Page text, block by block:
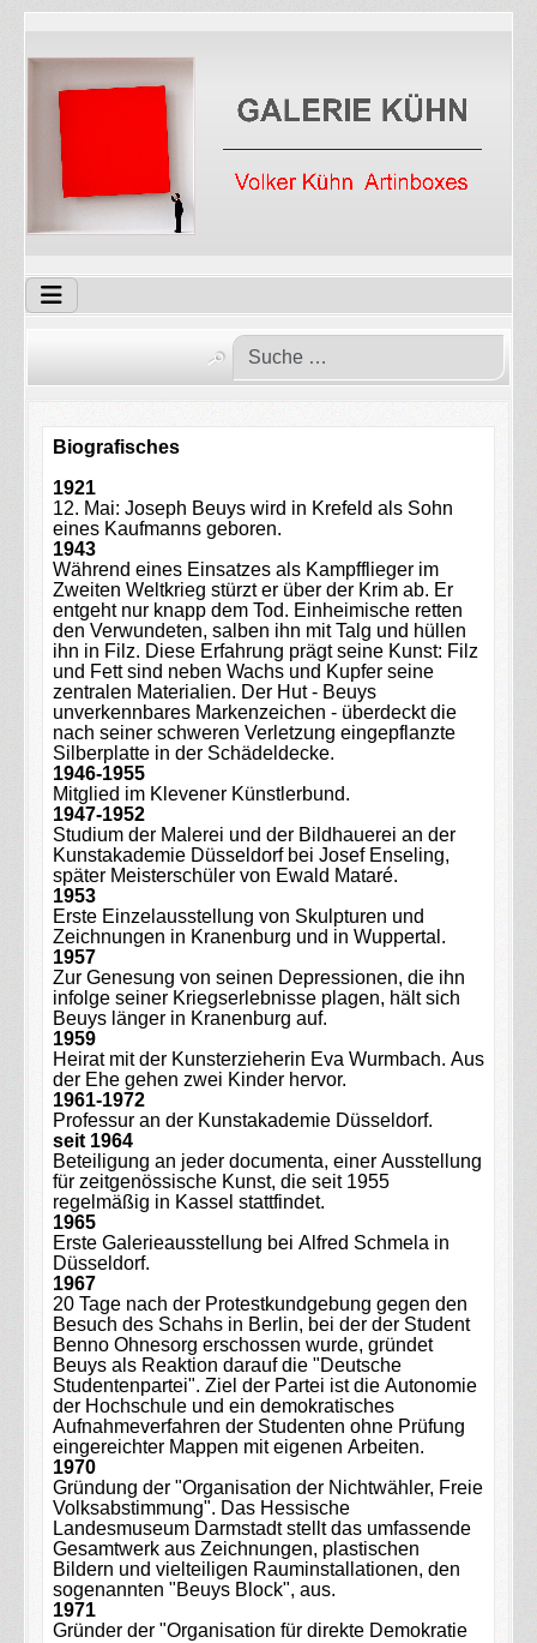
Biografisches
1921
12. Mai: Joseph Beuys wird in Krefeld als Sohn
eines Kaufmanns geboren.
1943
Während eines Einsatzes als Kampfflieger im
Zweiten Weltkrieg stürzt er über der Krim ab. Er
entgeht nur knapp dem Tod. Einheimische retten
den Verwundeten, salben ihn mit Talg und hüllen
ihn in Filz. Diese Erfahrung prägt seine Kunst: Filz
und Fett sind neben Wachs und Kupfer seine
zentralen Materialien. Der Hut - Beuys
unverkennbares Markenzeichen - überdeckt die
nach seiner schweren Verletzung eingepflanzte
Silberplatte in der Schädeldecke.
1946-1955
Mitglied im Klevener Künstlerbund.
1947-1952
Studium der Malerei und der Bildhauerei an der
Kunstakademie Düsseldorf bei Josef Enseling,
später Meisterschüler von Ewald Mataré.
1953
Erste Einzelausstellung von Skulpturen und
Zeichnungen in Kranenburg und in Wuppertal.
1957
Zur Genesung von seinen Depressionen, die ihn
infolge seiner Kriegserlebnisse plagen, hält sich
Beuys länger in Kranenburg auf.
1959
Heirat mit der Kunsterzieherin Eva Wurmbach. Aus
der Ehe gehen zwei Kinder hervor.
1961-1972
Professur an der Kunstakademie Düsseldorf.
seit 1964
Beteiligung an jeder documenta, einer Ausstellung
für zeitgenössische Kunst, die seit 1955
regelmäßig in Kassel stattfindet.
1965
Erste Galerieausstellung bei Alfred Schmela in
Düsseldorf.
1967
20 Tage nach der Protestkundgebung gegen den
Besuch des Schahs in Berlin, bei der der Student
Benno Ohnesorg erschossen wurde, gründet
Beuys als Reaktion darauf die "Deutsche
Studentenpartei". Ziel der Partei ist die Autonomie
der Hochschule und ein demokratisches
Aufnahmeverfahren der Studenten ohne Prüfung
eingereichter Mappen mit eigenen Arbeiten.
1970
Gründung der "Organisation der Nichtwähler, Freie
Volksabstimmung". Das Hessische
Landesmuseum Darmstadt stellt das umfassende
Gesamtwerk aus Zeichnungen, plastischen
Bildern und vielteiligen Rauminstallationen, den
sogenannten "Beuys Block", aus.
1971
Gründer der "Organisation für direkte Demokratie